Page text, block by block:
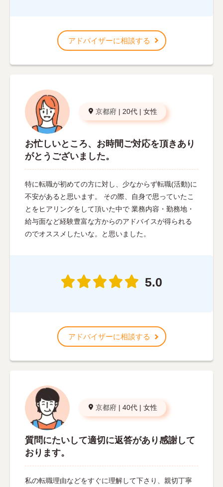
アドバイザーに相談する
京都府 | 20代 | 女性
お忙しいところ、お時間ご対応を頂きあり
がとうございました。
特に転職が初めての方に対し、少なからず転職(活動)に
不安があると思います。 その際、自身で思っていたこ
とをヒアリングをして頂いた中で 業務内容・勤務地・
給与面など経験豊富な方からのアドバイスが得られる
のでオススメしたいな。と思いました。
5.0
アドバイザーに相談する
京都府 | 40代 | 女性
質問にたいして適切に返答があり感謝して
おります。
私の転職理由などをすぐに理解して下さり、親切丁寧